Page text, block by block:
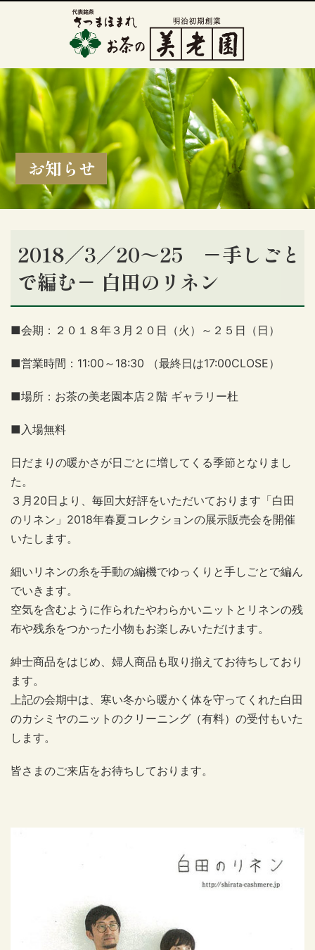
お知らせ
2018／3／20～25 －手しごと
で編む－ 白田のリネン
■会期：２０１８年３月２０日（火）～２５日（日）
■営業時間：11:00～18:30 （最終日は17:00CLOSE）
■場所：お茶の美老園本店２階 ギャラリー杜
■入場無料
日だまりの暖かさが日ごとに増してくる季節となりまし
た。
３月20日より、毎回大好評をいただいております「白田
のリネン」2018年春夏コレクションの展示販売会を開催
いたします。
細いリネンの糸を手動の編機でゆっくりと手しごとで編ん
でいきます。
空気を含むように作られたやわらかいニットとリネンの残
布や残糸をつかった小物もお楽しみいただけます。
紳士商品をはじめ、婦人商品も取り揃えてお待ちしており
ます。
上記の会期中は、寒い冬から暖かく体を守ってくれた白田
のカシミヤのニットのクリーニング（有料）の受付もいた
します。
皆さまのご来店をお待ちしております。